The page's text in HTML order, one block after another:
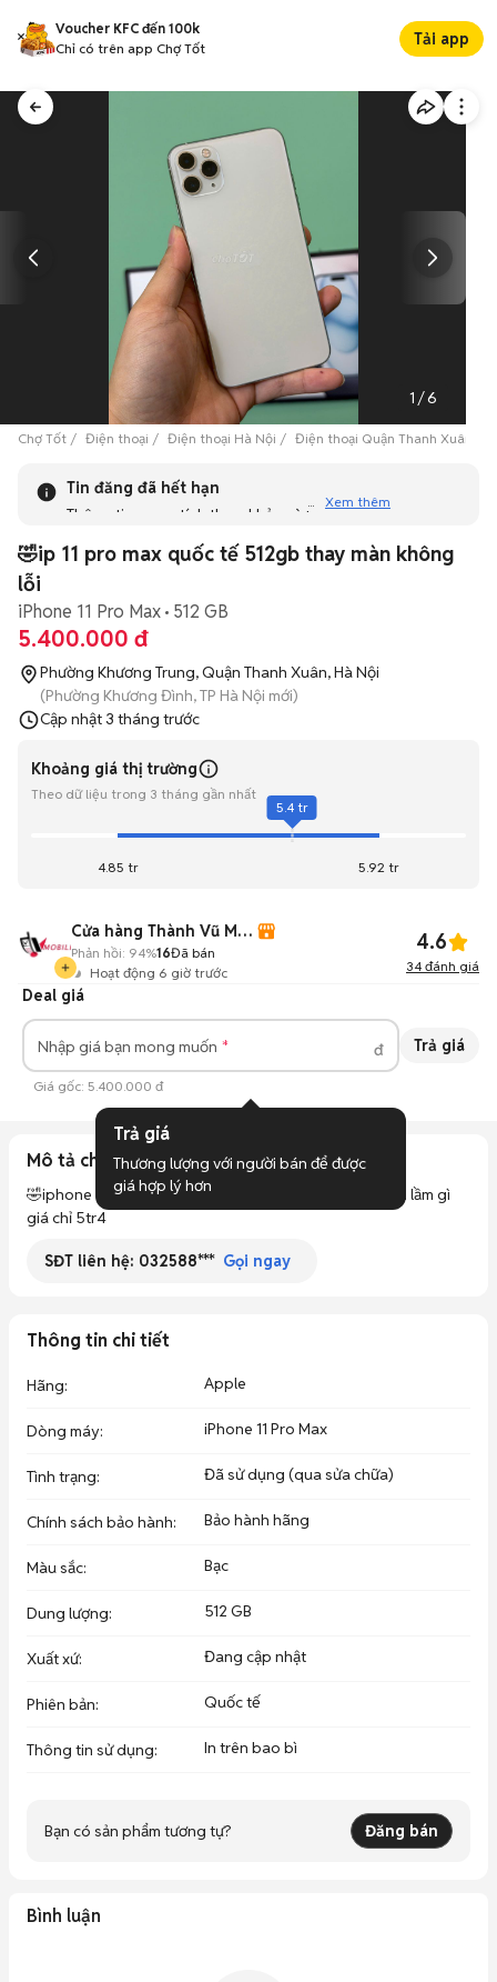
Voucher KFC đến 100k
Chỉ có trên app Chợ Tốt
Tải app
1 /6
Chợ Tốt Điện thoại Điện thoại Hà Nội Điện thoại Quận Thanh Xuân
Tin đăng đã hết hạn
Thông tin mang tính tham khảo và bạn không thể liên hệ
tương tự khác dưới đây nhé!
Xem thêm
🤣ip 11 pro max quốc tế 512gb thay màn không
lỗi
iPhone 11 Pro Max 512 GB
5.400.000 đ
Phường Khương Trung, Quận Thanh Xuân, Hà Nội
(Phường Khương Đình, TP Hà Nội mới)
Cập nhật3 tháng trước
Khoảng giá thị trường
Theo dữ liệu trong 3 tháng gần nhất
4.85 tr 5.92 tr
5.4 tr
Cửa hàng Thành Vũ Mobile
Hoạt động 6 giờ trước
Phản hồi: 94%16Đã bán 4.6
34 đánh giá
Deal giá
Nhập giá bạn mong muốn đ Trả giá
Giá gốc: 5.400.000 đ
Mô tả chi tiết
🤣iphone 11 pro max quốc tế 512gb thay màn không lỗi lầm gì
giá chỉ 5tr4
SĐT liên hệ: 032588*** Gọi ngay
Thông tin chi tiết
Hãng: Apple
Dòng máy: iPhone 11 Pro Max
Tình trạng: Đã sử dụng (qua sửa chữa)
Chính sách bảo hành: Bảo hành hãng
Màu sắc: Bạc
Dung lượng: 512 GB
Xuất xứ: Đang cập nhật
Phiên bản: Quốc tế
Thông tin sử dụng: In trên bao bì
Bạn có sản phẩm tương tự? Đăng bán
Bình luận
Trả giá
Thương lượng với người bán để được
giá hợp lý hơn